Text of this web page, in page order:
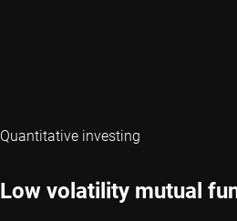
Quantitative investing
Low volatility mutual